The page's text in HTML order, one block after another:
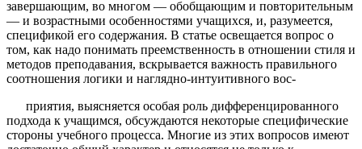
завершающим, во многом — обобщающим и повторительным
— и возрастными особенностями учащихся, и, разумеется,
спецификой его содержания. В статье освещается вопрос о
том, как надо понимать преемственность в отношении стиля и
методов преподавания, вскрывается важность правильного
соотношения логики и наглядно-интуитивного вос-
приятия, выясняется особая роль дифференцированного
подхода к учащимся, обсуждаются некоторые специфические
стороны учебного процесса. Многие из этих вопросов имеют